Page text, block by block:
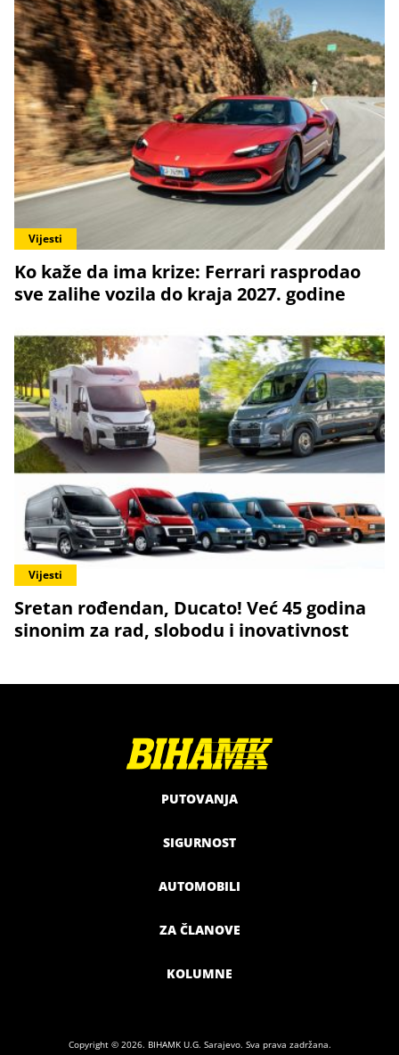
Vijesti
Ko kaže da ima krize: Ferrari rasprodao
sve zalihe vozila do kraja 2027. godine
Vijesti
Sretan rođendan, Ducato! Već 45 godina
sinonim za rad, slobodu i inovativnost
PUTOVANJA
SIGURNOST
AUTOMOBILI
ZA ČLANOVE
KOLUMNE
Copyright © 2026. BIHAMK U.G. Sarajevo. Sva prava zadržana.